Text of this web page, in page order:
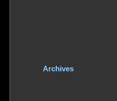
Archives